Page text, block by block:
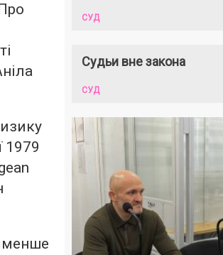
1979
СУД
Судьи вне закона
СУД